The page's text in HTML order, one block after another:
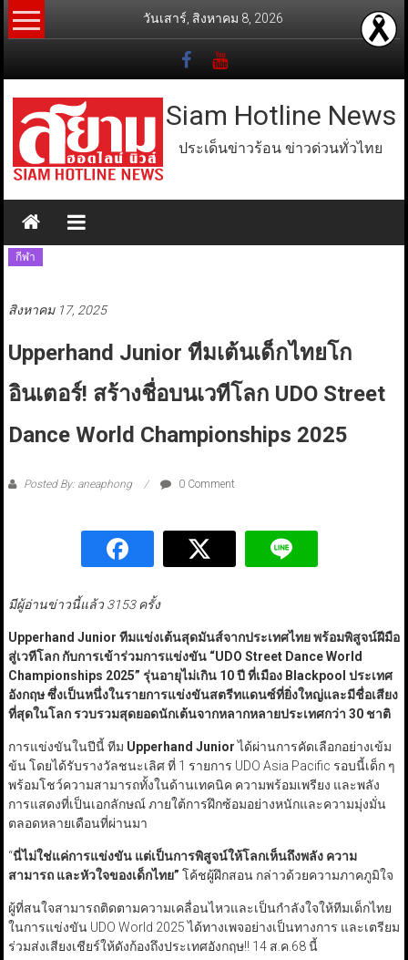
Skip
to
วันเสาร์, สิงหาคม 8, 2026
Siam Hotline News
ประเด็นข่าวร้อน ข่าวด่วนทั่วไทย
กีฬา
สิงหาคม 17, 2025
Upperhand Junior ทีมเต้นเด็กไทยโก
อินเตอร์! สร้างชื่อบนเวทีโลก UDO Street
Dance World Championships 2025
Posted By: aneaphong 0 Comment
มีผู้อ่านข่าวนี้แล้ว 3153 ครั้ง
Upperhand Junior ทีมแข่งเต้นสุดมันส์จากประเทศไทย พร้อมพิสูจน์ฝีมือ
สู่เวทีโลก กับการเข้าร่วมการแข่งขัน “UDO Street Dance World
Championships 2025” รุ่นอายุไม่เกิน 10 ปี ที่เมือง Blackpool ประเทศ
อังกฤษ ซึ่งเป็นหนึ่งในรายการแข่งขันสตรีทแดนซ์ที่ยิ่งใหญ่และมีชื่อเสียง
ที่สุดในโลก รวบรวมสุดยอดนักเต้นจากหลากหลายประเทศกว่า 30 ชาติ
การแข่งขันในปีนี้ ทีม Upperhand Juniorได้ผ่านการคัดเลือกอย่างเข้ม
ข้น โดยได้รับรางวัลชนะเลิศ ที่ 1 รายการ UDO Asia Pacific รอบนี้เด็ก ๆ
พร้อมโชว์ความสามารถทั้งในด้านเทคนิค ความพร้อมเพรียง และพลัง
การแสดงที่เป็นเอกลักษณ์ ภายใต้การฝึกซ้อมอย่างหนักและความมุ่งมั่น
ตลอดหลายเดือนที่ผ่านมา
“นี่ไม่ใช่แค่การแข่งขัน แต่เป็นการพิสูจน์ให้โลกเห็นถึงพลัง ความ
สามารถ และหัวใจของเด็กไทย” โค้ชผู้ฝึกสอน กล่าวด้วยความภาคภูมิใจ
ผู้ที่สนใจสามารถติดตามความเคลื่อนไหวและเป็นกำลังใจให้ทีมเด็กไทย
ในการแข่งขัน UDO World 2025 ได้ทางเพจอย่างเป็นทางการ และเตรียม
ร่วมส่งเสียงเชียร์ให้ดังก้องถึงประเทศอังกฤษ!! 14 ส.ค.68 นี้